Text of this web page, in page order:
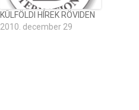
KÜLFÖLDI HÍREK RÖVIDEN
2010. december 29